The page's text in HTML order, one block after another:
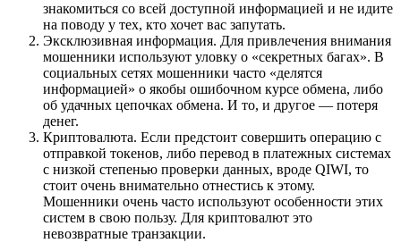
знакомиться со всей доступной информацией и не идите
на поводу у тех, кто хочет вас запутать.
Эксклюзивная информация. Для привлечения внимания
мошенники используют уловку о «секретных багах». В
социальных сетях мошенники часто «делятся
информацией» о якобы ошибочном курсе обмена, либо
об удачных цепочках обмена. И то, и другое — потеря
денег.
Криптовалюта. Если предстоит совершить операцию с
отправкой токенов, либо перевод в платежных системах
с низкой степенью проверки данных, вроде QIWI, то
стоит очень внимательно отнестись к этому.
Мошенники очень часто используют особенности этих
систем в свою пользу. Для криптовалют это
невозвратные транзакции.